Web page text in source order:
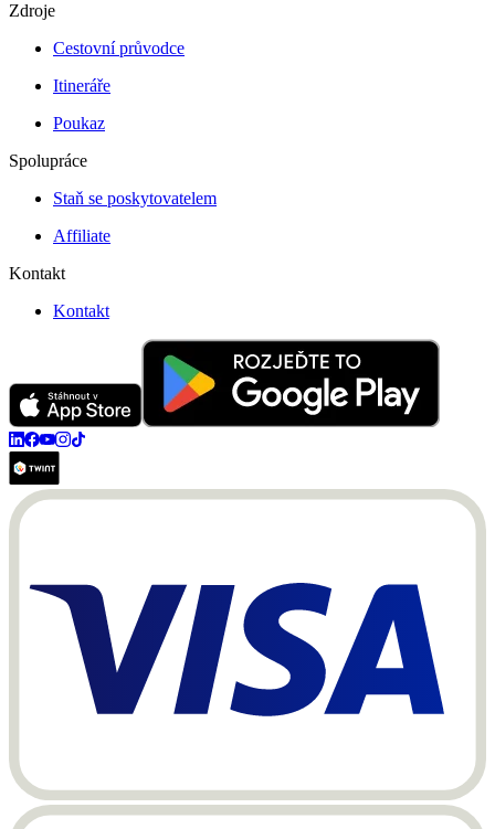
Zdroje
Cestovní průvodce
Itineráře
Poukaz
Spolupráce
Staň se poskytovatelem
Affiliate
Kontakt
Kontakt